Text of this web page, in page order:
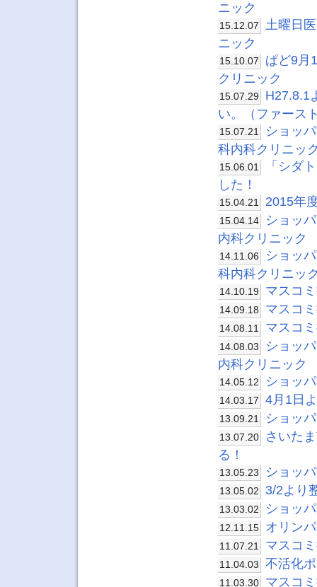
ニック
15.12.07
土曜日
ニック
15.10.07
ぱど9月
クリニック
15.07.29
H27.8.1
い。（ファース
15.07.21
ショッ
科内科クリニッ
15.06.01
「シダ
した！
15.04.21 2015年
15.04.14
ショッ
内科クリニック
14.11.06
ショッ
科内科クリニッ
14.10.19 マスコ
14.09.18 マスコ
14.08.11 マスコ
14.08.03
ショッ
内科クリニック
14.05.12 ショッ
14.03.17 4月1日
13.09.21 ショッ
13.07.20
さいた
る！
13.05.23 ショッ
13.05.02 3/2より
13.03.02 ショッ
12.11.15 オリン
11.07.21 マスコ
11.04.03 不活化
11.03.30 マスコ